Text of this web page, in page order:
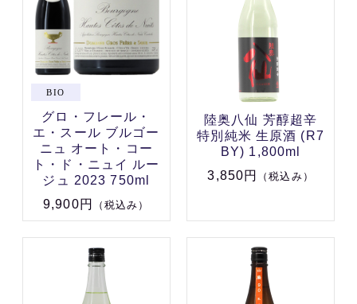
グロ・フレール・
エ・スール ブルゴー
ニュ オート・コー
ト・ド・ニュイ ルー
ジュ 2023 750ml
9,900円
（税込み）
陸奥八仙 芳醇超辛
特別純米 生原酒 (R7
BY) 1,800ml
3,850円
（税込み）